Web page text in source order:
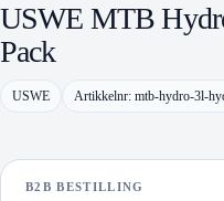
USWE MTB
Pack
USWE Artikkelnr: mtb-hydro-3l-
B2B BESTILLING